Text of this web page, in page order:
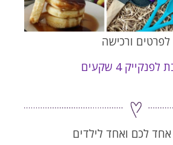
לפרטים ורכישה
4 שקעים
אחד לכם ואחד לילדים